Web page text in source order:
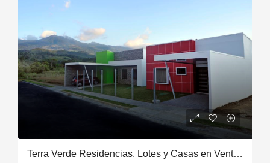
Terra Verde Residencias. Lotes y Casas en Venta en Ciudad Quesada